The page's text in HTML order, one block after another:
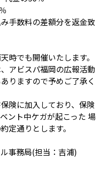
手数料の差額分を返金致
時でも開催いたします。
アビスパ福岡の広報活動
りますので予めご了承く
険に加入しており、保険
ント中ケガが起こった 場
定通りとします。
事務局(担当：吉浦)